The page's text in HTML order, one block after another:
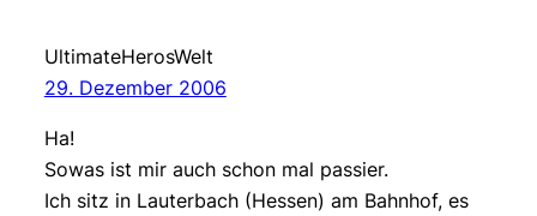
UltimateHerosWelt
29. Dezember 2006
Ha!
Sowas ist mir auch schon mal passier.
Ich sitz in Lauterbach (Hessen) am Bahnhof, es